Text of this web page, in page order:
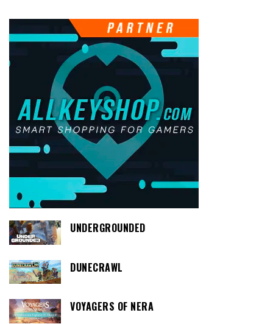
UNDERGROUNDED
DUNECRAWL
VOYAGERS OF NERA